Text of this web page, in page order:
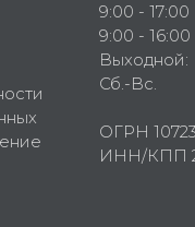
9:00 -
9:00 -
Выходной:
Сб.-Вс.
ОГРН
ИНН/КПП